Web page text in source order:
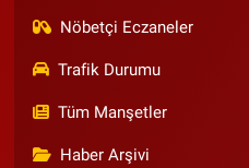
Nöbetçi Eczaneler
Trafik Durumu
Tüm Manşetler
Haber Arşivi